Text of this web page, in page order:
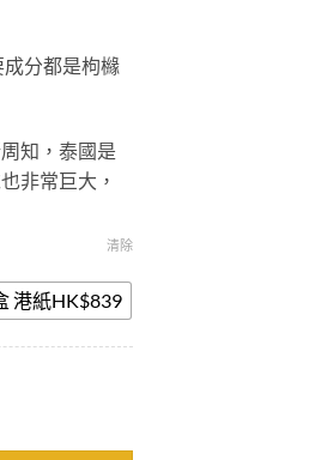
分都是枸櫞
知，泰國是
非常巨大，
港紙HK$839
清除